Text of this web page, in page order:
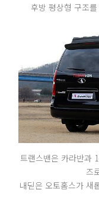
후방 평상형 구조
트랜스밴은 카라반과
즈
내딛은 오토홈스가 새